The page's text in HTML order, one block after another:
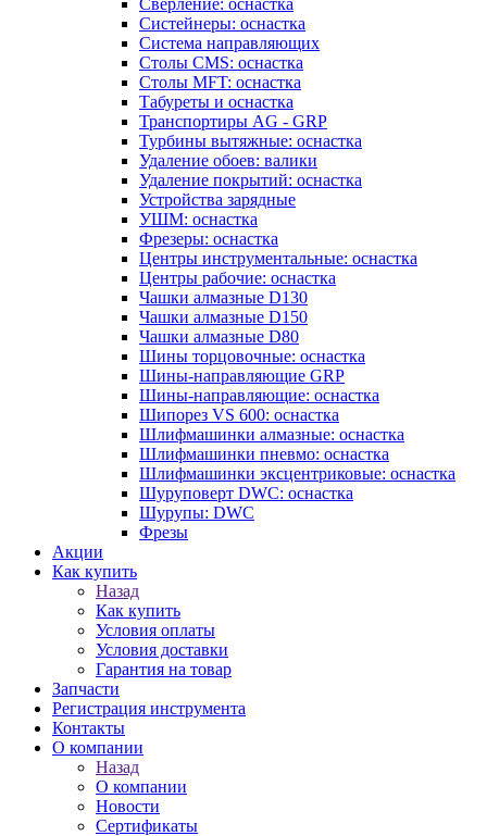
Сверление: оснастка
Систейнеры: оснастка
Система направляющих
Столы CMS: оснастка
Столы MFT: оснастка
Табуреты и оснастка
Транспортиры AG - GRP
Турбины вытяжные: оснастка
Удаление обоев: валики
Удаление покрытий: оснастка
Устройства зарядные
УШМ: оснастка
Фрезеры: оснастка
Центры инструментальные: оснастка
Центры рабочие: оснастка
Чашки алмазные D130
Чашки алмазные D150
Чашки алмазные D80
Шины торцовочные: оснастка
Шины-направляющие GRP
Шины-направляющие: оснастка
Шипорез VS 600: оснастка
Шлифмашинки алмазные: оснастка
Шлифмашинки пневмо: оснастка
Шлифмашинки эксцентриковые: оснастка
Шуруповерт DWC: оснастка
Шурупы: DWC
Фрезы
Акции
Как купить
Назад
Как купить
Условия оплаты
Условия доставки
Гарантия на товар
Запчасти
Регистрация инструмента
Контакты
О компании
Назад
О компании
Новости
Сертификаты